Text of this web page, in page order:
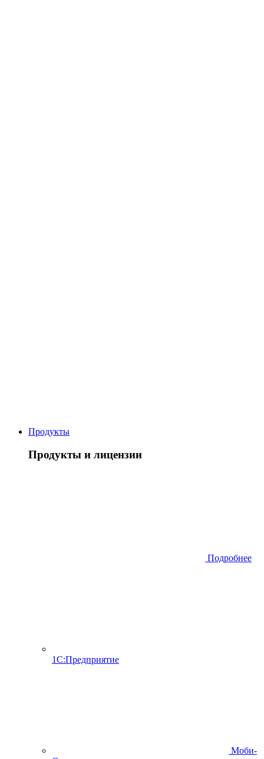
Продукты
Продукты и лицензии
Подробнее
1С:Предприятие
Моби-